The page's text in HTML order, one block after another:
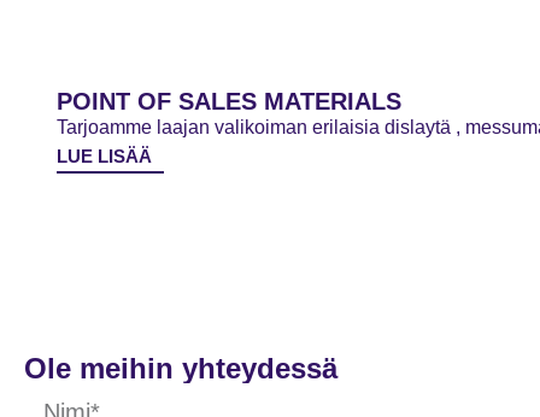
POINT OF SALES MATERIALS
Tarjoamme laajan valikoiman erilaisia dislaytä ,
LUE LISÄÄ
Ole meihin yhteydessä